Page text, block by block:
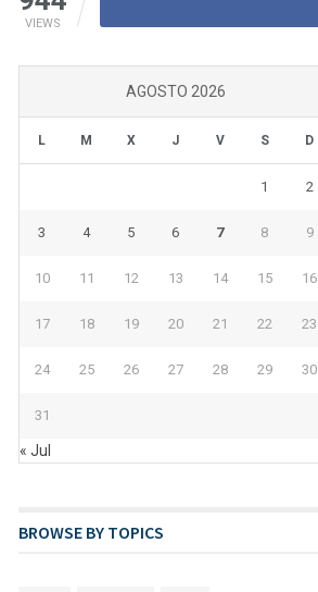
VIEWS
AGOSTO 2026
L M X J V S D
1 2
3 4 5 6 7 8 9
10 11 12 13 14 15 16
17 18 19 20 21 22 23
24 25 26 27 28 29 30
31
« Jul
BROWSE BY TOPICS